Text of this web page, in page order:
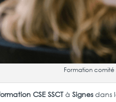
Formation
CSE SSCTàSignesdans